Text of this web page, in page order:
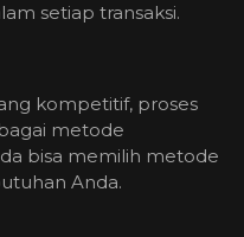
setiap transaksi.
kompetitif, proses
metode
bisa memilih metode
Anda.